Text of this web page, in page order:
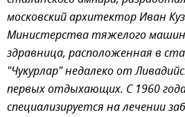
московский архитектор Иван
Министерства тяжелого
здравница, расположенная в
"Чукурлар" недалеко от
первых отдыхающих. С 1960
специализируется на лечении